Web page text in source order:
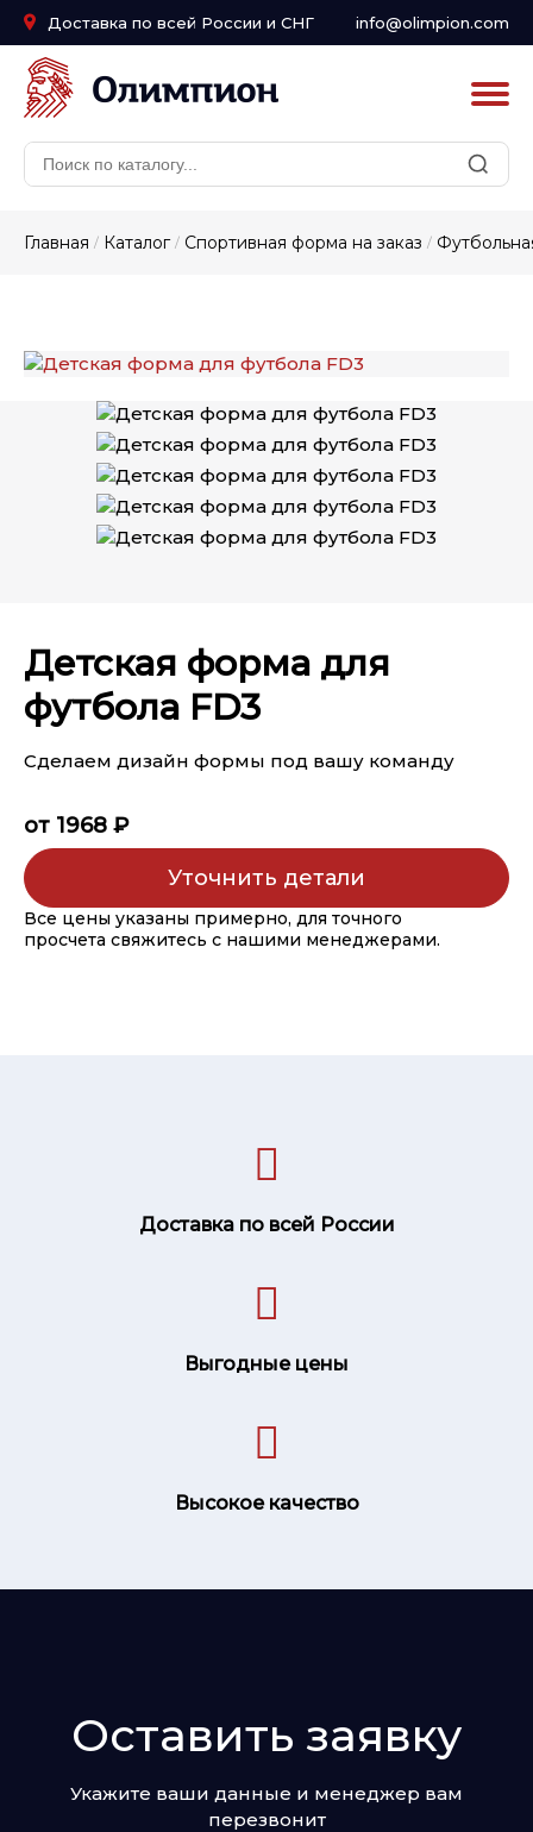
Доставка по всей России и СНГ info@olimpion.com
Главная / Каталог / Спортивная форма на заказ /
Детская форма для
футбола FD3
Сделаем дизайн формы под вашу команду
от 1968 ₽
Уточнить детали
Все цены указаны примерно, для точного
просчета свяжитесь с нашими менеджерами.
Доставка по всей России
Выгодные цены
Высокое качество
Оставить заявку
Укажите ваши данные и менеджер вам
перезвонит